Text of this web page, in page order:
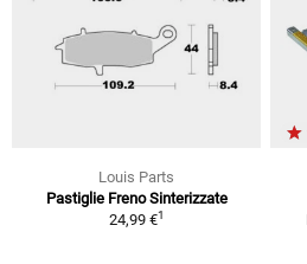
Louis Parts
Pastiglie Freno Sinterizzate
24,99 €1